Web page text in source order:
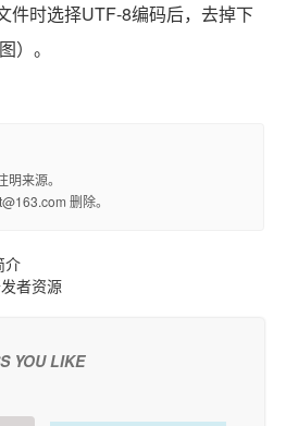
件时选择UTF-8编码后，去掉下
）。
来源。
删除。
介
者资源
YOU LIKE